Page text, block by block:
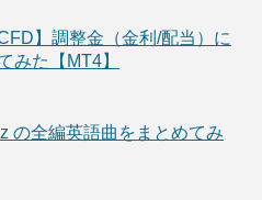
】調整金（金利/配当）に
みた【MT4】
の全編英語曲をまとめてみ